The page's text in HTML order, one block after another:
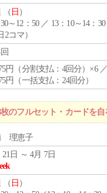
（ 日 ）
～12：50 ／ 13：10～14：30
2コマ）
円（分割支払：4回分）×6
円（一括支払：24回分）
フルセット・カードを自
理恵子
21日 ～ 4月 7日
（ 日 ）